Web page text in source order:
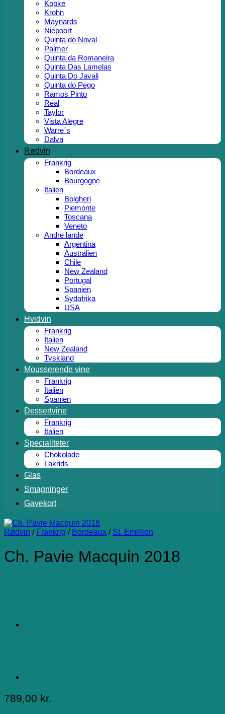
Kopke
Krohn
Maynards
Niepoort
Quinta do Noval
Palmer
Quinta da Romaneira
Quinta Das Lamelas
Quinta Do Javali
Quinta do Pego
Ramos Pinto
Real
Taylor
Vista Alegre
Warre´s
Dalva
Rødvin
Frankrig
Bordeaux
Bourgogne
Italien
Bolgheri
Piemonte
Toscana
Veneto
Andre lande
Argentina
Australien
Chile
New Zealand
Portugal
Spanien
Sydafrika
USA
Hvidvin
Frankrig
Italien
New Zealand
Tyskland
Mousserende vine
Frankrig
Italien
Spanien
Dessertvine
Frankrig
Italien
Specialiteter
Chokolade
Lakrids
Glas
Smagninger
Gavekort
Rødvin / Frankrig / Bordeaux / St. Emillion
Ch. Pavie Macquin 2018
789,00 kr.